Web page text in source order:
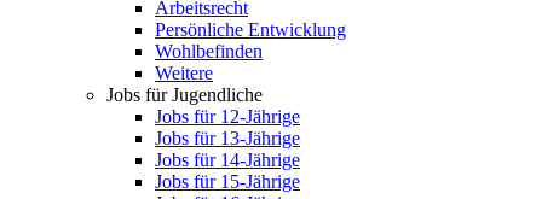
Arbeitsrecht
Persönliche Entwicklung
Wohlbefinden
Weitere
Jobs für Jugendliche
Jobs für 12-Jährige
Jobs für 13-Jährige
Jobs für 14-Jährige
Jobs für 15-Jährige